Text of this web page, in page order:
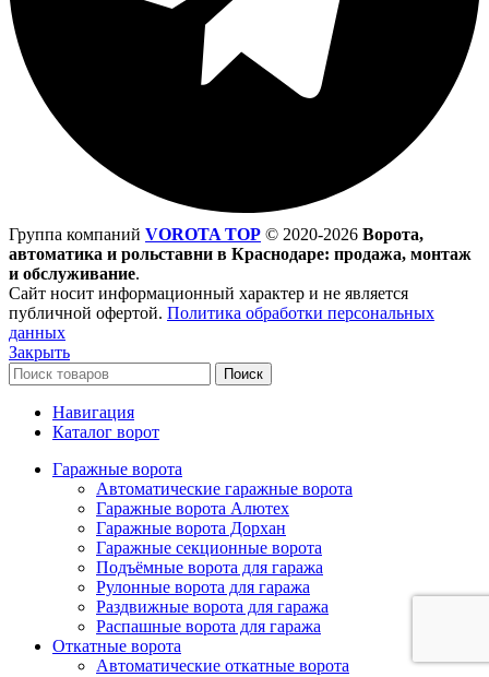
Группа компаний VOROTA TOP © 2020-2026 Ворота,
автоматика и рольставни в Краснодаре: продажа, монтаж
и обслуживание.
Сайт носит информационный характер и не является
публичной офертой. Политика обработки персональных
данных
Закрыть
Поиск
Навигация
Каталог ворот
Гаражные ворота
Автоматические гаражные ворота
Гаражные ворота Алютех
Гаражные ворота Дорхан
Гаражные секционные ворота
Подъёмные ворота для гаража
Рулонные ворота для гаража
Раздвижные ворота для гаража
Распашные ворота для гаража
Откатные ворота
Автоматические откатные ворота